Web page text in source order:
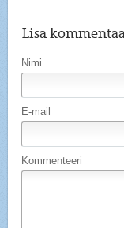
Lisa
Nimi
E-mail
Kommenteeri